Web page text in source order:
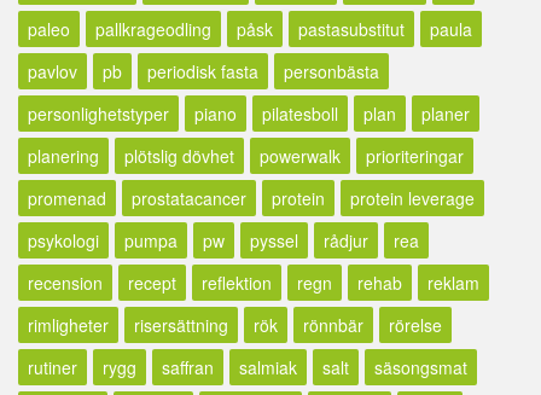
paleo
pallkrageodling påsk pastasubstitut
paula
pavlov
pb periodisk fasta
personbästa
personlighetstyper
piano pilatesboll plan
planer
planering
plötslig dövhet powerwalk
prioriteringar
promenad
prostatacancer protein
protein leverage
psykologi
pumpa pw pyssel rådjur
rea
recension
recept reflektion regn rehab
reklam
rimligheter
risersättning rök rönnbär
rörelse
rutiner
rygg saffran salmiak salt
säsongsmat